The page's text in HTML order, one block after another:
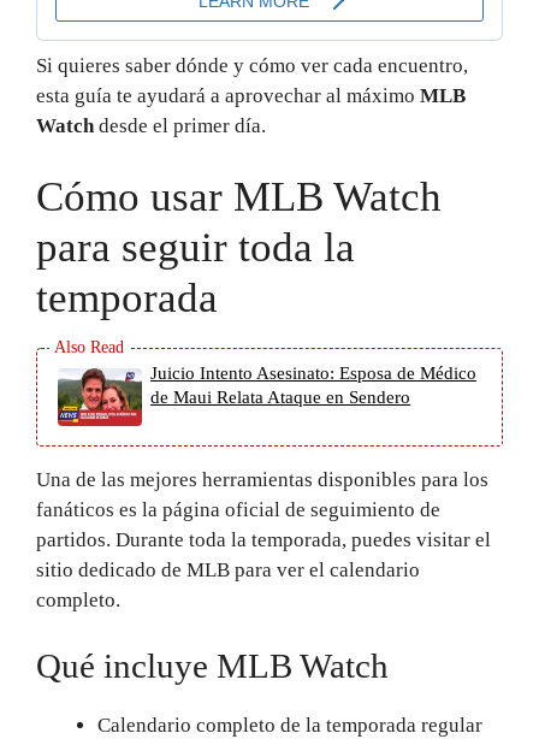
Si quieres saber dónde y cómo ver cada encuentro,
esta guía te ayudará a aprovechar al máximo MLB
Watchdesde el primer día.
Cómo usar MLB Watch
para seguir toda la
temporada
Juicio Intento Asesinato: Esposa de Médico
de Maui Relata Ataque en Sendero
Una de las mejores herramientas disponibles para los
fanáticos es la página oficial de seguimiento de
partidos. Durante toda la temporada, puedes visitar el
sitio dedicado de MLB para ver el calendario
completo.
Qué incluye MLB Watch
Calendario completo de la temporada regular